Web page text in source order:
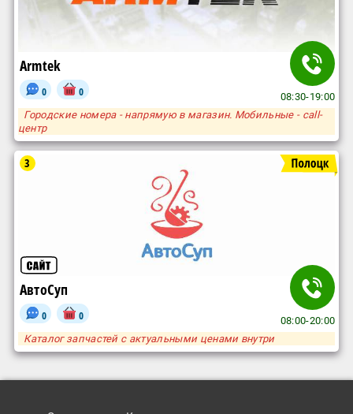
Armtek
0 0
08:30-19:00
Городские номера - напрямую в магазин. Мобильные - call-
центр
3
АвтоСуп
0 0
08:00-20:00
Каталог запчастей с актуальными ценами внутри